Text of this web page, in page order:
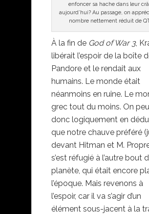
enfoncer sa hache dans leur
aujourd’hui? Au passage, on
nombre nettement réduit de
À la fin de God of War 3,
libérait l’espoir de la boîte
Pandore et le rendait aux
humains. Le monde était
néanmoins en ruine. Le
grec tout du moins. On
donc logiquement en
que notre chauve préféré
devant Hitman et M.
s’est réfugié à l’autre bout
planète, qui était encore
l’époque. Mais revenons à
l’espoir, car il va s’agir d’un
élément sous-jacent à la